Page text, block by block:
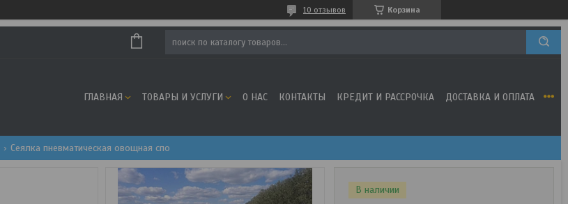
Корзина
10 отзывов
ГЛАВНАЯ ТОВАРЫ И УСЛУГИ О НАС КОНТАКТЫ КРЕДИТ И РАССРОЧКА ДОСТАВКА И ОПЛАТА
Сеялка пневматическая овощная спо
В наличии